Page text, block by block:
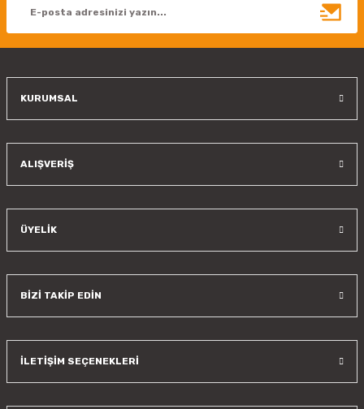
Ürün bilgilerinde hatalar bulunuyor.
KURUMSAL
ALIŞVERİŞ
ÜYELİK
BİZİ TAKİP EDİN
İLETİŞİM SEÇENEKLERİ